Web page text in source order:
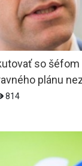
so šéfom
plánu
814